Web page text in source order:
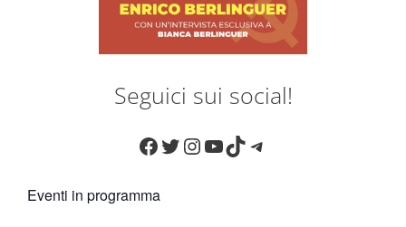
Seguici sui social!
Facebook
Twitter
Instagram
YouTube
TikTokTelegram
Eventi in programma